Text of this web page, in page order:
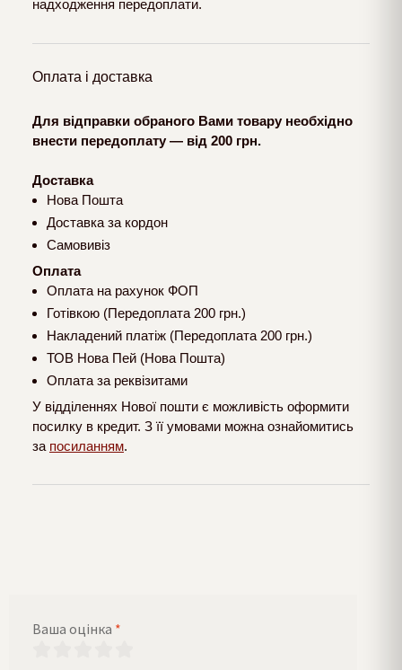
надходження передоплати.
Оплата і доставка
Для відправки обраного Вами товару необхідно
внести передоплату — від 200 грн.
Доставка
Нова Пошта
Доставка за кордон
Самовивіз
Оплата
Оплата на рахунок ФОП
Готівкою (Передоплата 200 грн.)
Накладений платіж (Передоплата 200 грн.)
ТОВ Нова Пей (Нова Пошта)
Оплата за реквізитами
У відділеннях Нової пошти є можливість оформити
посилку в кредит. З її умовами можна ознайомитись
за посиланням.
Ваша оцінка *